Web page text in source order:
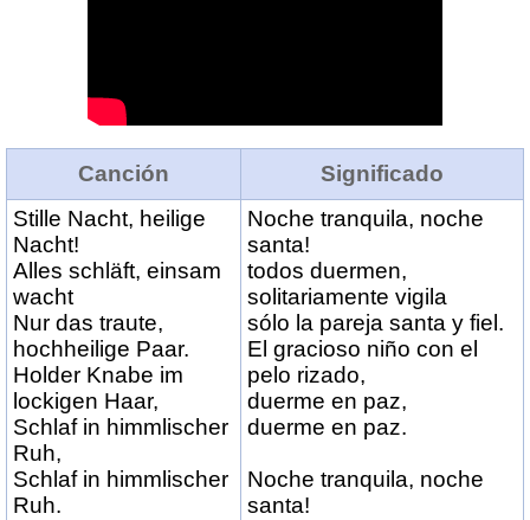
Canción
Significado
Stille Nacht, heilige
Nacht!
Alles schläft, einsam
wacht
Nur das traute,
hochheilige Paar.
Holder Knabe im
lockigen Haar,
Schlaf in himmlischer
Ruh,
Schlaf in himmlischer
Ruh.
Noche tranquila, noche
santa!
todos duermen,
solitariamente vigila
sólo la pareja santa y fiel.
El gracioso niño con el
pelo rizado,
duerme en paz,
duerme en paz.
Noche tranquila, noche
santa!